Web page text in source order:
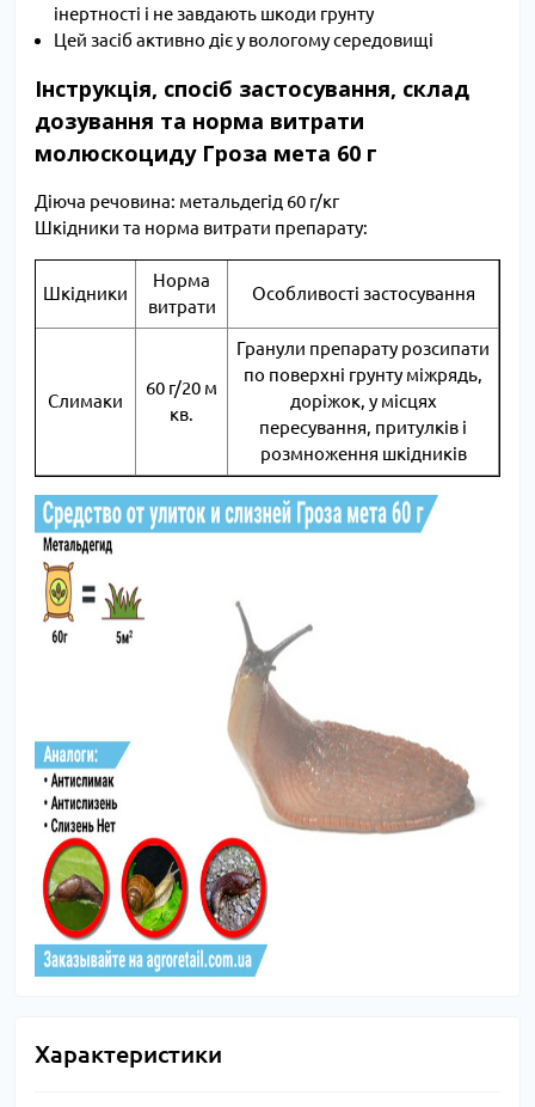
інертності і не завдають шкоди грунту
Цей засіб активно діє у вологому середовищі
Інструкція, спосіб застосування, склад
дозування та норма витрати
молюскоциду Гроза мета 60 г
Діюча речовина: метальдегід 60 г/кг
Шкідники та норма витрати препарату:
Шкідники
Норма
витрати
Особливості застосування
Слимаки
60 г/20 м
кв.
Гранули препарату розсипати
по поверхні грунту міжрядь,
доріжок, у місцях
пересування, притулків і
розмноження шкідників
Характеристики